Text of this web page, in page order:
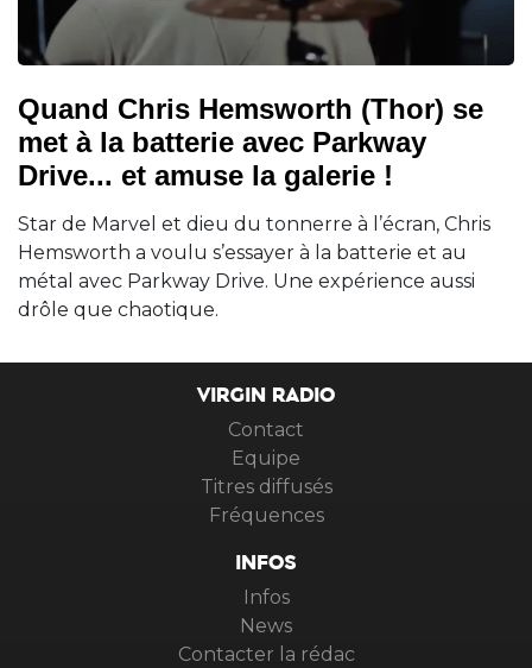
Quand Chris Hemsworth (Thor) se
met à la batterie avec Parkway
Drive... et amuse la galerie !
Star de Marvel et dieu du tonnerre à l’écran, Chris
Hemsworth a voulu s’essayer à la batterie et au
métal avec Parkway Drive. Une expérience aussi
drôle que chaotique.
VIRGIN RADIO
Contact
Equipe
Titres diffusés
Fréquences
INFOS
Infos
News
Contacter la rédac